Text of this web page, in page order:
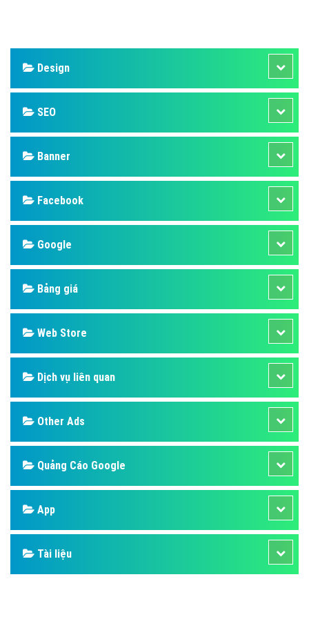
Design
SEO
Banner
Facebook
Google
Bảng giá
Web Store
Dịch vụ liên quan
Other Ads
Quảng Cáo Google
App
Tài liệu